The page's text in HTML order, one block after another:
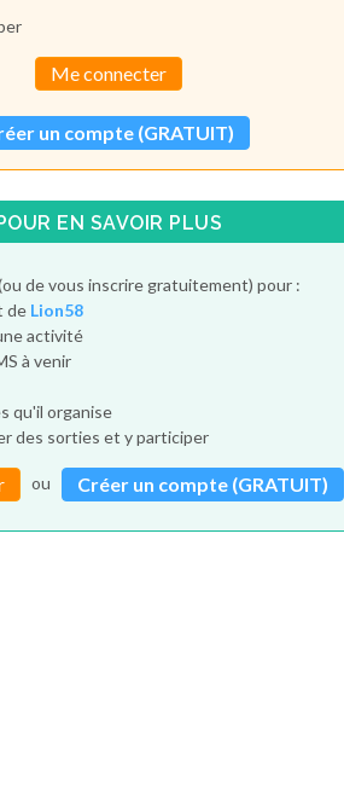
Me connecter
un compte (GRATUIT)
EN SAVOIR PLUS
de vous inscrire gratuitement) pour :
de Lion58
activité
à venir
qu'il organise
des sorties et y participer
ou Créer un compte (GRATUIT)